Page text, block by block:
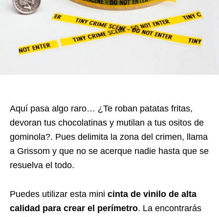
Aquí pasa algo raro… ¿Te roban patatas fritas,
devoran tus chocolatinas y mutilan a tus ositos de
gominola?. Pues delimita la zona del crimen, llama
a Grissom y que no se acerque nadie hasta que se
resuelva el todo.
Puedes utilizar esta mini cinta de vinilo de alta
calidad para crear el perímetro. La encontrarás